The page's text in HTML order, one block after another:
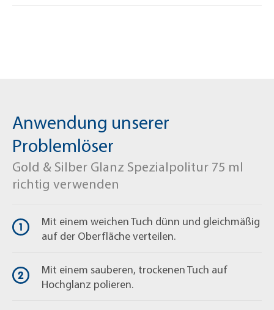
Fragen zum Produkt?
Anwendung unserer
Problemlöser
Gold & Silber Glanz Spezialpolitur 75 ml
richtig verwenden
Mit einem weichen Tuch dünn und gleichmäßig
auf der Oberfläche verteilen.
Mit einem sauberen, trockenen Tuch auf
Hochglanz polieren.